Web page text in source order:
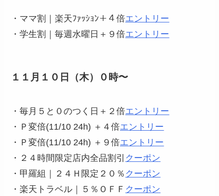
・ママ割｜楽天ﾌｧｯｼｮﾝ＋４倍エントリー
・学生割｜毎週水曜日＋９倍エントリー
１１月１０日（木）０時〜
・毎月５と０のつく日＋２倍エントリー
・Ｐ変倍(11/10 24h) ＋４倍エントリー
・Ｐ変倍(11/10 24h) ＋９倍エントリー
・２４時間限定店内全品割引 クーポン
・甲羅組｜２４Ｈ限定２０％ クーポン
・楽天トラベル｜５％ＯＦＦ クーポン